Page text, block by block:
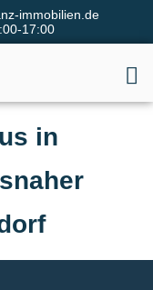
immobilien.de
17:00
in